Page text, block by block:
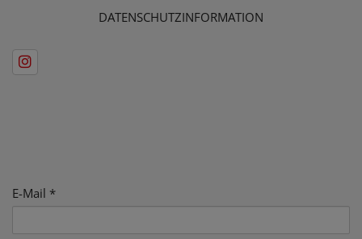
DATENSCHUTZINFORMATION
E-Mail